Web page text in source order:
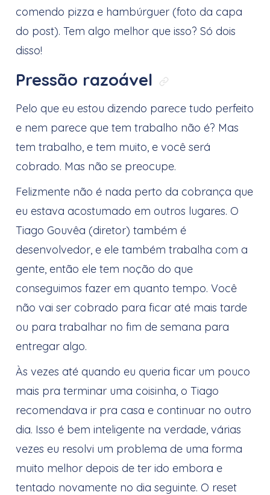
comendo pizza e hambúrguer (foto da capa
do post). Tem algo melhor que isso? Só dois
disso!
Pressão razoável Link direto
Pelo que eu estou dizendo parece tudo perfeito
e nem parece que tem trabalho não é? Mas
tem trabalho, e tem muito, e você será
cobrado. Mas não se preocupe.
Felizmente não é nada perto da cobrança que
eu estava acostumado em outros lugares. O
Tiago Gouvêa (diretor) também é
desenvolvedor, e ele também trabalha com a
gente, então ele tem noção do que
conseguimos fazer em quanto tempo. Você
não vai ser cobrado para ficar até mais tarde
ou para trabalhar no fim de semana para
entregar algo.
Às vezes até quando eu queria ficar um pouco
mais pra terminar uma coisinha, o Tiago
recomendava ir pra casa e continuar no outro
dia. Isso é bem inteligente na verdade, várias
vezes eu resolvi um problema de uma forma
muito melhor depois de ter ido embora e
tentado novamente no dia seguinte. O reset